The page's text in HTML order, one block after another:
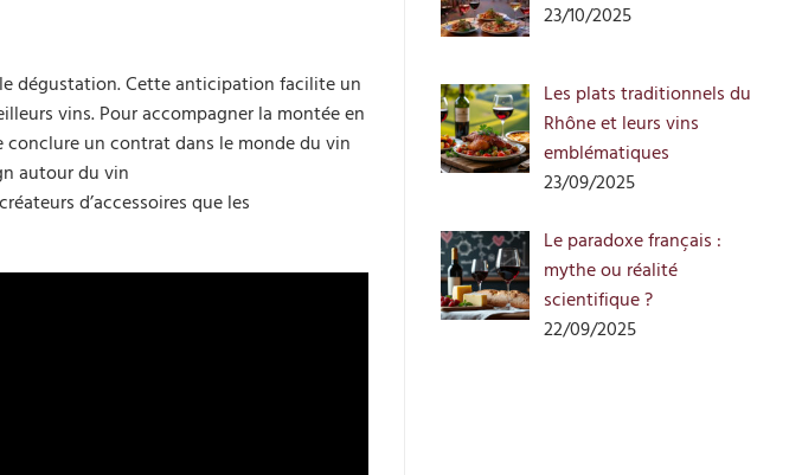
dégustation. Cette anticipation facilite un
vins. Pour accompagner la montée en
conclure un contrat dans le monde du vin
autour du vin
d’accessoires que les
23/10/2025
Les plats traditionnels du
Rhône et leurs vins
emblématiques
23/09/2025
Le paradoxe français :
mythe ou réalité
scientifique ?
22/09/2025